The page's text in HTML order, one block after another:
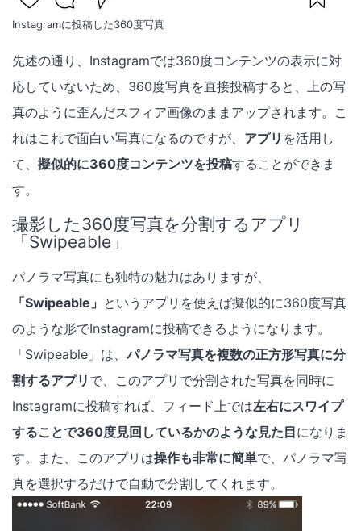
Instagramに投稿した360度写真
先述の通り、Instagramでは360度コンテンツの表示に対
応していないため、360度写真を直接投稿すると、上の写
真のように歪んだスフィア画像のままアップされます。こ
れはこれで面白い写真になるのですが、 アプリ を活用し
て、 擬似的に360度コンテンツを投稿することができま
す。
撮影した360度写真を分割するアプリ
「Swipeable」
パノラマ写真にも独特の魅力はありますが、
「Swipeable」 というアプリを使えば擬似的に360度写真
のような形でInstagramに投稿できるようになります。
「Swipeable」は、パノラマ写真を複数の正方形写真に分
割するアプリ で、このアプリで分割された写真を同時に
Instagramに投稿すれば、フィード上では左右にスワイプ
することで360度見回しているかのような見た目になりま
す。また、このアプリは操作も非常に簡単で、パノラマ写
真を選択するだけで自動で分割してくれます。